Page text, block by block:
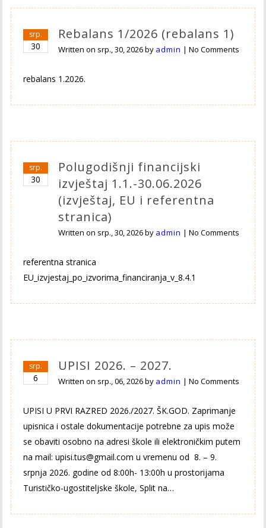
srp.
30
Rebalans 1/2026 (rebalans 1)
Written on srp., 30, 2026by admin |No Comments
rebalans 1.2026.
srp.
30
Polugodišnji financijski
izvještaj 1.1.-30.06.2026
(izvještaj, EU i referentna
stranica)
Written on srp., 30, 2026by admin |No Comments
referentna stranica
EU_izvjestaj_po_izvorima_financiranja_v_8.4.1
srp.
6
UPISI 2026. – 2027.
Written on srp., 06, 2026by admin |No Comments
UPISI U PRVI RAZRED 2026./2027. ŠK.GOD. Zaprimanje
upisnica i ostale dokumentacije potrebne za upis može
se obaviti osobno na adresi škole ili elektroničkim putem
na mail: upisi.tus@gmail.com u vremenu od 8. – 9.
srpnja 2026. godine od 8:00h- 13:00h u prostorijama
Turističko-ugostiteljske škole, Split na…